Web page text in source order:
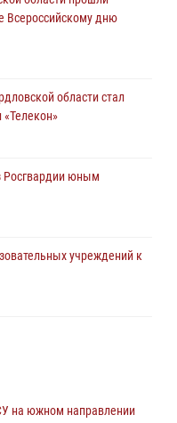
Всероссийскому дню
области стал
Росгвардии юным
учреждений к
безопасности Дня
на южном направлении